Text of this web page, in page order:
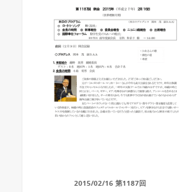
2015/02/16 第1187回